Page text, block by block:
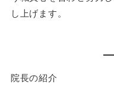
し上げます。
院長の紹介